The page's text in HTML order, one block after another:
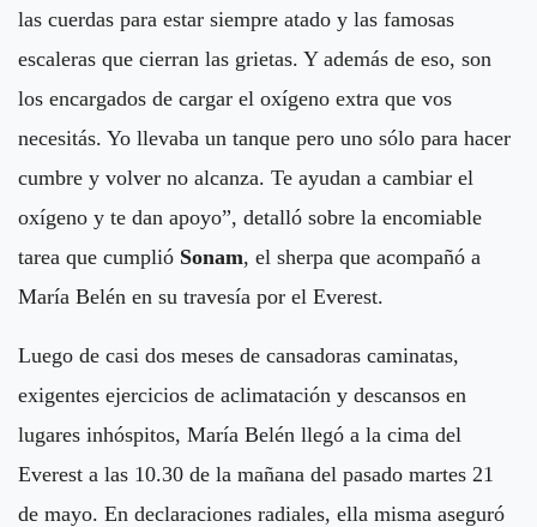
las cuerdas para estar siempre atado y las famosas
escaleras que cierran las grietas. Y además de eso, son
los encargados de cargar el oxígeno extra que vos
necesitás. Yo llevaba un tanque pero uno sólo para hacer
cumbre y volver no alcanza. Te ayudan a cambiar el
oxígeno y te dan apoyo”, detalló sobre la encomiable
tarea que cumplió Sonam, el sherpa que acompañó a
María Belén en su travesía por el Everest.
Luego de casi dos meses de cansadoras caminatas,
exigentes ejercicios de aclimatación y descansos en
lugares inhóspitos, María Belén llegó a la cima del
Everest a las 10.30 de la mañana del pasado martes 21
de mayo. En declaraciones radiales, ella misma aseguró